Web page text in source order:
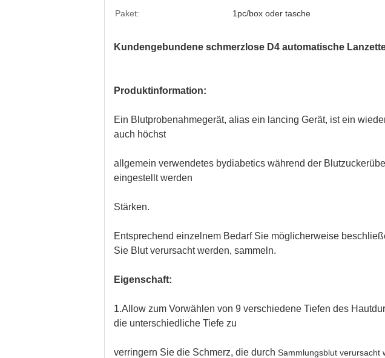
Paket: 1pc/box oder tasche
Kundengebundene schmerzlose D4 automatische
Produktinformation:
Ein Blutprobenahmegerät, alias ein lancing Gerät, ist ein
auch höchst
allgemein verwendetes bydiabetics während der
eingestellt werden
Stärken.
Entsprechend einzelnem Bedarf Sie möglicherweise
Sie Blut verursacht werden, sammeln.
Eigenschaft:
1.Allow zum Vorwählen von 9 verschiedene Tiefen des
die unterschiedliche Tiefe zu
verringern Sie die Schmerz, die durch Sammlungsblut verursacht